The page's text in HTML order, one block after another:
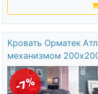
Кровать Орматек
механизмом
-7%